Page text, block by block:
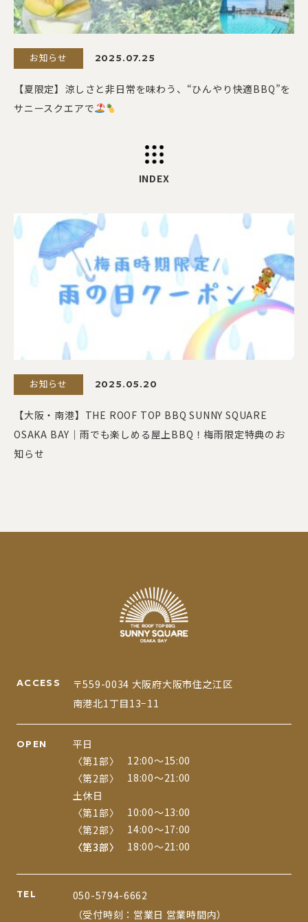
お知らせ 2025.07.25
【夏限定】涼しさと非日常を味わう、“ひんやり快適BBQ”を
サニースクエアで
INDEX
お知らせ 2025.05.20
【大阪・南港】THE ROOF TOP BBQ SUNNY SQUARE
OSAKA BAY｜雨でも楽しめる屋上BBQ！梅雨限定特典のお
知らせ
ACCESS
〒559-0034 大阪府大阪市住之江区
南港北1丁目13−11
OPEN 平日
土休日
〈第1部〉
〈第1部〉
12:00〜15:00
10:00〜13:00
〈第2部〉
〈第2部〉
18:00〜21:00
14:00〜17:00
〈第3部〉
〈第3部〉 18:00〜21:00
TEL
050-5794-6662
（受付時刻：営業日 営業時間内）